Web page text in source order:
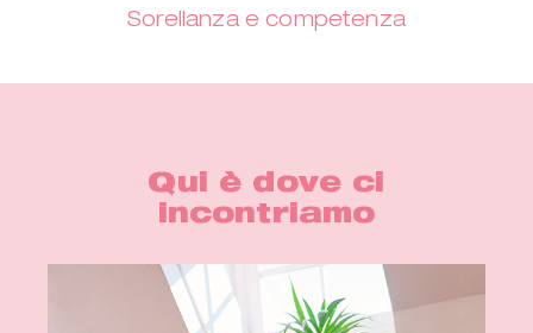
Sorellanza e competenza
Qui è dove ci
incontriamo